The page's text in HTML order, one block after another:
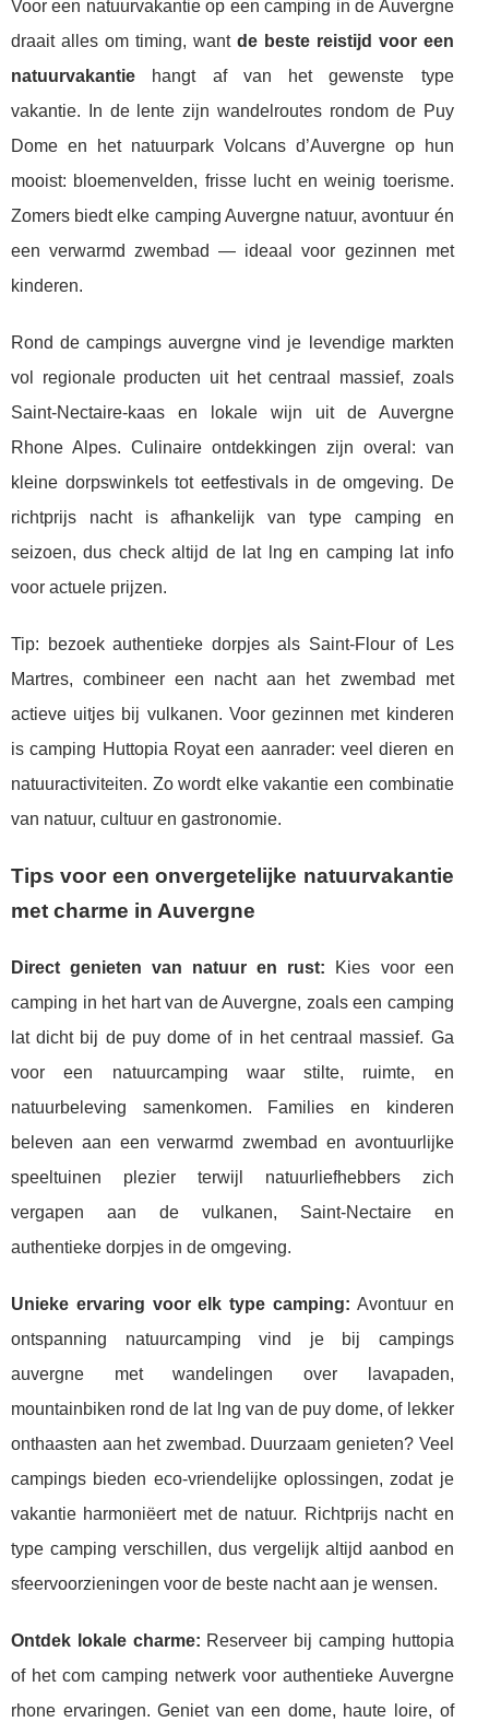
Voor een natuurvakantie op een camping in de Auvergne
draait alles om timing, want de beste reistijd voor een
natuurvakantie hangt af van het gewenste type
vakantie. In de lente zijn wandelroutes rondom de Puy
Dome en het natuurpark Volcans d’Auvergne op hun
mooist: bloemenvelden, frisse lucht en weinig toerisme.
Zomers biedt elke camping Auvergne natuur, avontuur én
een verwarmd zwembad — ideaal voor gezinnen met
kinderen.
Rond de campings auvergne vind je levendige markten
vol regionale producten uit het centraal massief, zoals
Saint-Nectaire-kaas en lokale wijn uit de Auvergne
Rhone Alpes. Culinaire ontdekkingen zijn overal: van
kleine dorpswinkels tot eetfestivals in de omgeving. De
richtprijs nacht is afhankelijk van type camping en
seizoen, dus check altijd de lat lng en camping lat info
voor actuele prijzen.
Tip: bezoek authentieke dorpjes als Saint-Flour of Les
Martres, combineer een nacht aan het zwembad met
actieve uitjes bij vulkanen. Voor gezinnen met kinderen
is camping Huttopia Royat een aanrader: veel dieren en
natuuractiviteiten. Zo wordt elke vakantie een combinatie
van natuur, cultuur en gastronomie.
Tips voor een onvergetelijke natuurvakantie
met charme in Auvergne
Direct genieten van natuur en rust: Kies voor een
camping in het hart van de Auvergne, zoals een camping
lat dicht bij de puy dome of in het centraal massief. Ga
voor een natuurcamping waar stilte, ruimte, en
natuurbeleving samenkomen. Families en kinderen
beleven aan een verwarmd zwembad en avontuurlijke
speeltuinen plezier terwijl natuurliefhebbers zich
vergapen aan de vulkanen, Saint-Nectaire en
authentieke dorpjes in de omgeving.
Unieke ervaring voor elk type camping: Avontuur en
ontspanning natuurcamping vind je bij campings
auvergne met wandelingen over lavapaden,
mountainbiken rond de lat lng van de puy dome, of lekker
onthaasten aan het zwembad. Duurzaam genieten? Veel
campings bieden eco-vriendelijke oplossingen, zodat je
vakantie harmoniëert met de natuur. Richtprijs nacht en
type camping verschillen, dus vergelijk altijd aanbod en
sfeervoorzieningen voor de beste nacht aan je wensen.
Ontdek lokale charme: Reserveer bij camping huttopia
of het com camping netwerk voor authentieke Auvergne
rhone ervaringen. Geniet van een dome, haute loire, of